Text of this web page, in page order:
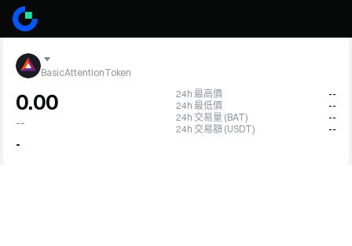
BasicAttentionToken
0.00
--
-
24h 最高價
--
24h 最低價
--
24h 交易量 (BAT)
--
24h 交易額 (USDT)
--